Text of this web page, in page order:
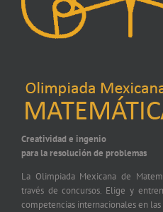
Creatividad e ingenio
para la resolución de problemas
La Olimpiada Mexicana de
través de concursos. Elige y
competencias internacionales en